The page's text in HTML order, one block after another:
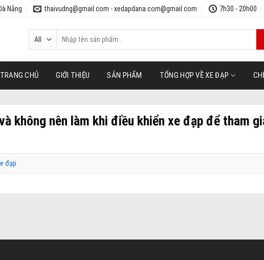
Nẵng thaivudng@gmail.com - xedapdana.com@gmail.com 7h30 - 20h00
Tìm
kiếm:
TRANG CHỦ GIỚI THIỆU SẢN PHẨM TỔNG HỢP VỀ XE ĐẠP
không nên làm khi điều khiển xe đạp để tham
đạp